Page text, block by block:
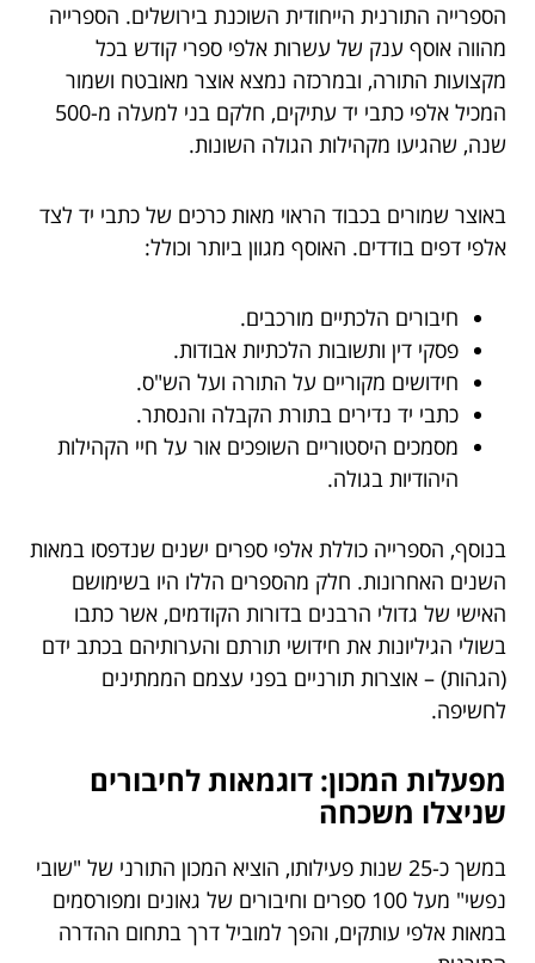
הספרייה התורנית הייחודית השוכנת בירושלים. הספרייה
מהווה אוסף ענק של עשרות אלפי ספרי קודש בכל
מקצועות התורה, ובמרכזה נמצא אוצר מאובטח ושמור
המכיל אלפי כתבי יד עתיקים, חלקם בני למעלה מ-500
שנה, שהגיעו מקהילות הגולה השונות.
באוצר שמורים בכבוד הראוי מאות כרכים של כתבי יד לצד
אלפי דפים בודדים. האוסף מגוון ביותר וכולל:
חיבורים הלכתיים מורכבים.
פסקי דין ותשובות הלכתיות אבודות.
חידושים מקוריים על התורה ועל הש"ס.
כתבי יד נדירים בתורת הקבלה והנסתר.
מסמכים היסטוריים השופכים אור על חיי הקהילות
היהודיות בגולה.
בנוסף, הספרייה כוללת אלפי ספרים ישנים שנדפסו במאות
השנים האחרונות. חלק מהספרים הללו היו בשימושם
האישי של גדולי הרבנים בדורות הקודמים, אשר כתבו
בשולי הגיליונות את חידושי תורתם והערותיהם בכתב ידם
(הגהות) – אוצרות תורניים בפני עצמם הממתינים
לחשיפה.
מפעלות המכון: דוגמאות לחיבורים
שניצלו משכחה
במשך כ-25 שנות פעילותו, הוציא המכון התורני של "שובי
נפשי" מעל 100 ספרים וחיבורים של גאונים ומפורסמים
במאות אלפי עותקים, והפך למוביל דרך בתחום ההדרה